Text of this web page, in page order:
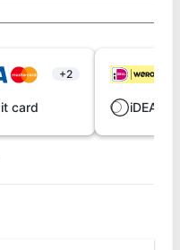
+2
card iDEAL |